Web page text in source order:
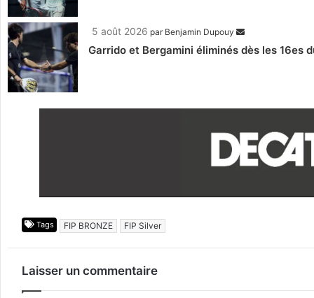
5 août 2026 par Benjamin Dupouy
Garrido et Bergamini éliminés dès les 16es
Tags FIP BRONZE FIP Silver
Laisser un commentaire